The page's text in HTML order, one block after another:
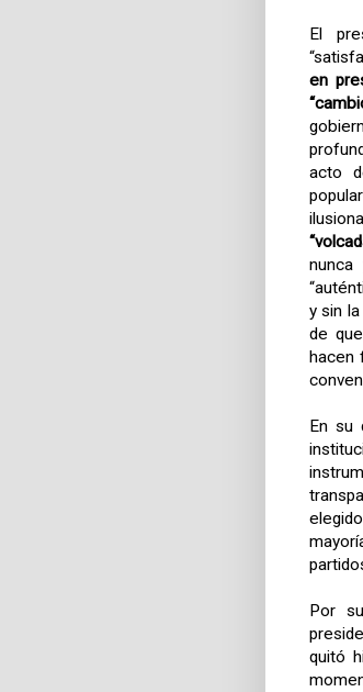
El
en
acto
nunca
y sin
de
hacen
En su
Por
quitó